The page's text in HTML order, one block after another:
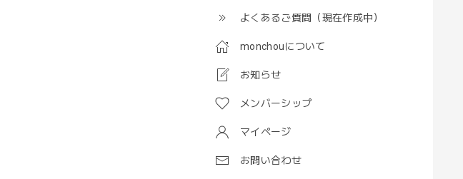
よくあるご質問（現在作成中）
monchouについて
お知らせ
メンバーシップ
マイページ
お問い合わせ